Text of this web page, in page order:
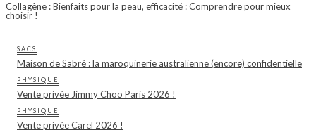
Collagène : Bienfaits pour la peau, efficacité : Comprendre pour mieux
choisir !
SACS
Maison de Sabré : la maroquinerie australienne (encore) confidentielle
PHYSIQUE
Vente privée Jimmy Choo Paris 2026 !
PHYSIQUE
Vente privée Carel 2026 !